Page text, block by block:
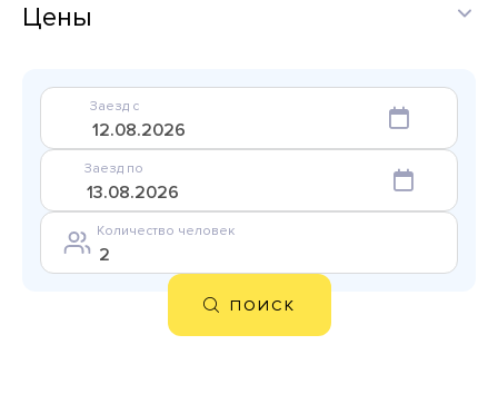
Цены
Заезд с
Заезд по
Количество человек
ПОИСК